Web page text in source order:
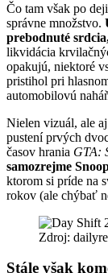
Čo tam však po
správne množstvo.
prebodnuté
likvidácia
opakujú, niektoré
pristihol pri
automobilovú
Nielen vizuál, ale
pustení prvých
časov hrania GTA:
samozrejme
ktorom si príde na
rokov (ale chýbať
Zdroj:
Stále však